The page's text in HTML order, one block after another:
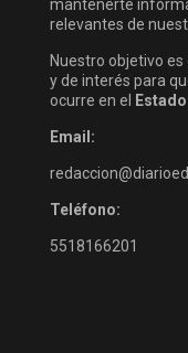
mantenerte
relevantes de
Nuestro objetivo
y de interés para
ocurre en el
Email:
Teléfono:
5518166201